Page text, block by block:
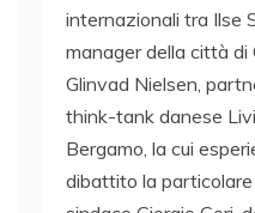
internazionali tra Ilse
manager della città di
Glinvad Nielsen,
think-tank danese
Bergamo, la cui
dibattito la particolare